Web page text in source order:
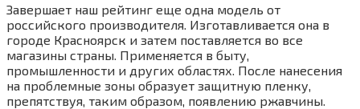
Завершает наш рейтинг еще одна модель от
российского производителя. Изготавливается она в
городе Красноярск и затем поставляется во все
магазины страны. Применяется в быту,
промышленности и других областях. После нанесения
на проблемные зоны образует защитную пленку,
препятствуя, таким образом, появлению ржавчины.